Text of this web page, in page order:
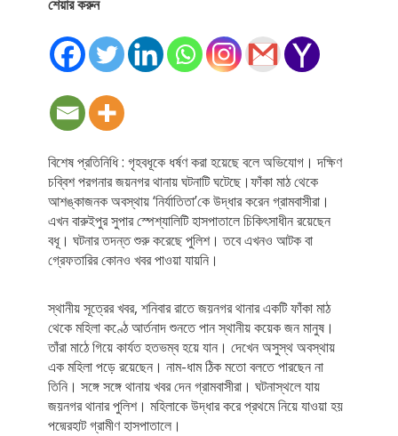
শেয়ার করুন
বিশেষ প্রতিনিধি : গৃহবধূকে ধর্ষণ করা হয়েছে বলে অভিযোগ। দক্ষিণ
চব্বিশ পরগনার জয়নগর থানায় ঘটনাটি ঘটেছে।ফাঁকা মাঠ থেকে
আশঙ্কাজনক অবস্থায় ‘নির্যাতিতা’কে উদ্ধার করেন গ্রামবাসীরা।
এখন বারুইপুর সুপার স্পেশ্যালিটি হাসপাতালে চিকিৎসাধীন রয়েছেন
বধূ। ঘটনার তদন্ত শুরু করেছে পুলিশ। তবে এখনও আটক বা
গ্রেফতারির কোনও খবর পাওয়া যায়নি।
স্থানীয় সূত্রের খবর, শনিবার রাতে জয়নগর থানার একটি ফাঁকা মাঠ
থেকে মহিলা কণ্ঠে আর্তনাদ শুনতে পান স্থানীয় কয়েক জন মানুষ।
তাঁরা মাঠে গিয়ে কার্যত হতভম্ব হয়ে যান। দেখেন অসুস্থ অবস্থায়
এক মহিলা পড়ে রয়েছেন। নাম-ধাম ঠিক মতো বলতে পারছেন না
তিনি। সঙ্গে সঙ্গে থানায় খবর দেন গ্রামবাসীরা। ঘটনাস্থলে যায়
জয়নগর থানার পুলিশ। মহিলাকে উদ্ধার করে প্রথমে নিয়ে যাওয়া হয়
পদ্মেরহাট গ্রামীণ হাসপাতালে।